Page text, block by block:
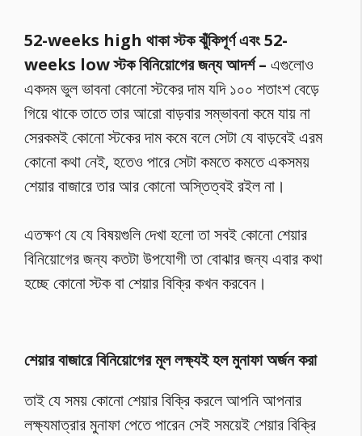
52-weeks high থাকা স্টক ঝুঁকিপূর্ণ এবং 52-
weeks low স্টক বিনিয়োগের জন্য আদর্শ – এগুলোও
একদম ভুল ভাবনা কোনো স্টকের দাম যদি ১০০ শতাংশ বেড়ে
গিয়ে থাকে তাতে তার আরো বাড়বার সম্ভাবনা কমে যায় না
সেরকমই কোনো স্টকের দাম কমে বলে সেটা যে বাড়বেই এরম
কোনো কথা নেই, হতেও পারে সেটা কমতে কমতে একসময়
শেয়ার বাজারে তার আর কোনো অস্তিত্বই রইল না।
এতক্ষণ যে যে বিষয়গুলি দেখা হলো তা সবই কোনো শেয়ার
বিনিয়োগের জন্য কতটা উপযোগী তা বোঝার জন্য এবার কথা
হচ্ছে কোনো স্টক বা শেয়ার বিক্রি কখন করবেন।
শেয়ার বাজারে বিনিয়োগের মূল লক্ষ্যই হল মুনাফা অর্জন করা
তাই যে সময় কোনো শেয়ার বিক্রি করলে আপনি আপনার
লক্ষ্যমাত্রার মুনাফা পেতে পারেন সেই সময়েই শেয়ার বিক্রি